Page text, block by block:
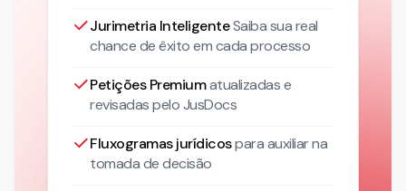
Jurimetria InteligenteSaiba sua real
chance de êxito em cada processo
Petições Premiumatualizadase
revisadas pelo JusDocs
Fluxogramas jurídicospara auxiliar na
tomada de decisão